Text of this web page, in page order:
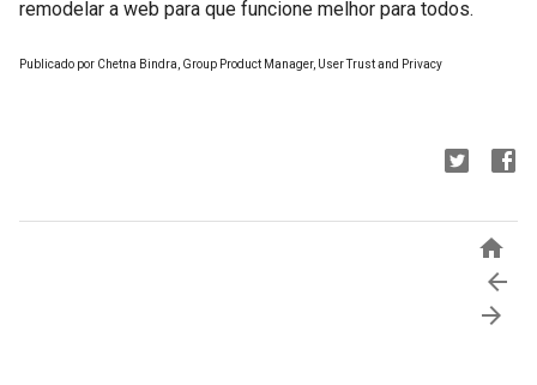
remodelar a web para que funcione melhor para todos.
Publicado por Chetna Bindra, Group Product Manager, User Trust and Privacy


